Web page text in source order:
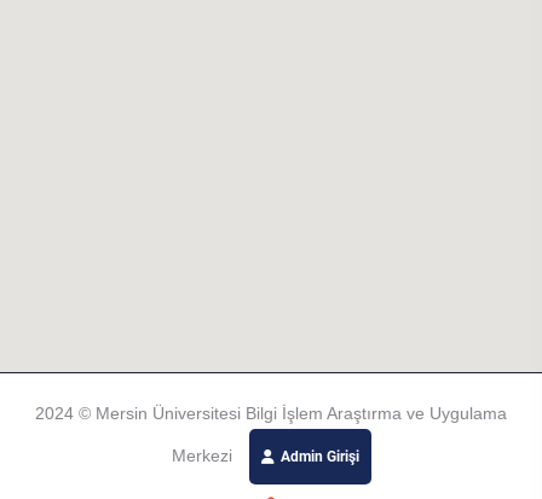
2024 © Mersin Üniversitesi Bilgi İşlem Araştırma ve Uygulama
Merkezi Admin Girişi